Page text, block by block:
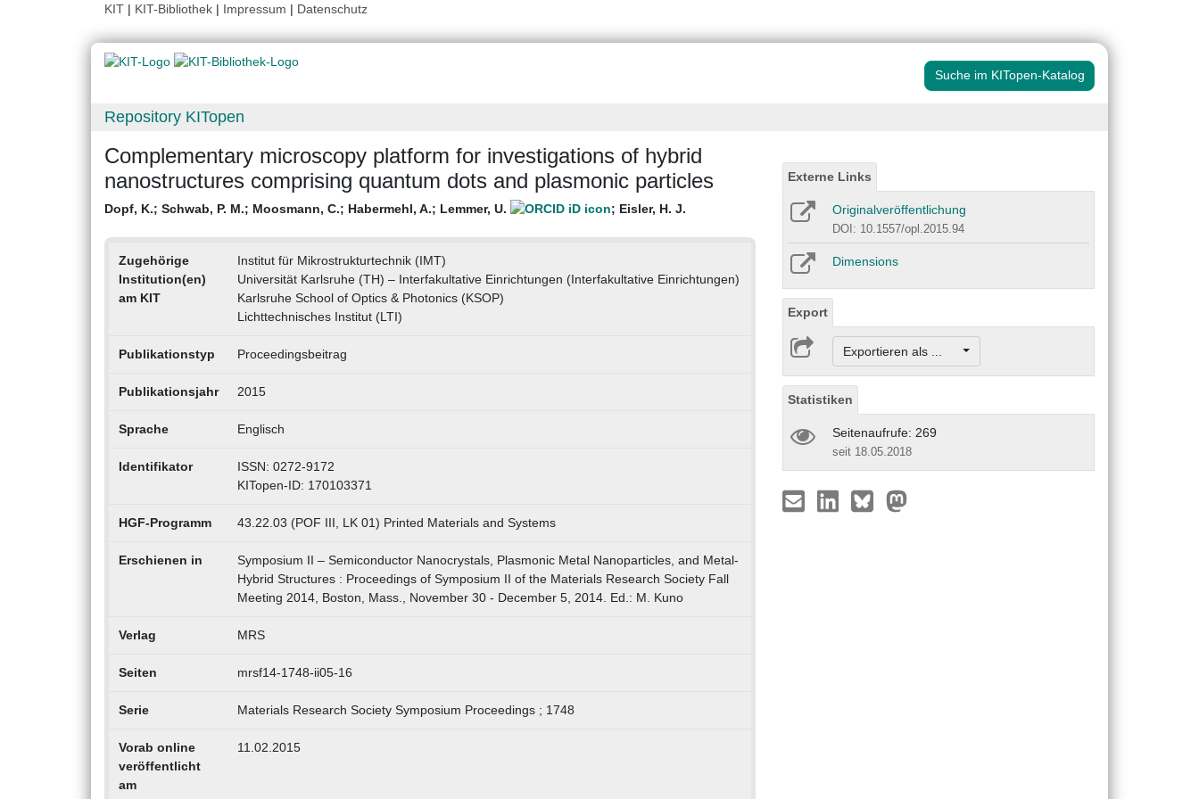
KIT | KIT-Bibliothek | Impressum | Datenschutz
Suche im KITopen-Katalog
Repository KITopen
Complementary microscopy platform for investigations of hybrid
nanostructures comprising quantum dots and plasmonic particles
Dopf, K.; Schwab, P. M.; Moosmann, C.; Habermehl, A.; Lemmer, U. ; Eisler, H. J.
Zugehörige
Institution(en)
am KIT
Institut für Mikrostrukturtechnik (IMT)
Universität Karlsruhe (TH) – Interfakultative Einrichtungen (Interfakultative Einrichtungen)
Karlsruhe School of Optics & Photonics (KSOP)
Lichttechnisches Institut (LTI)
Publikationstyp Proceedingsbeitrag
Publikationsjahr 2015
Sprache Englisch
Identifikator
ISSN: 0272-9172
KITopen-ID: 170103371
HGF-Programm 43.22.03 (POF III, LK 01) Printed Materials and Systems
Erschienen in
Symposium II – Semiconductor Nanocrystals, Plasmonic Metal Nanoparticles, and Metal-
Hybrid Structures : Proceedings of Symposium II of the Materials Research Society Fall
Meeting 2014, Boston, Mass., November 30 - December 5, 2014. Ed.: M. Kuno
Verlag MRS
Seiten mrsf14-1748-ii05-16
Serie Materials Research Society Symposium Proceedings ; 1748
Vorab online
veröffentlicht
am
11.02.2015
Externe Links
Originalveröffentlichung
DOI: 10.1557/opl.2015.94
Dimensions
Export
Exportieren als ...
Statistiken
Seitenaufrufe: 269
seit 18.05.2018